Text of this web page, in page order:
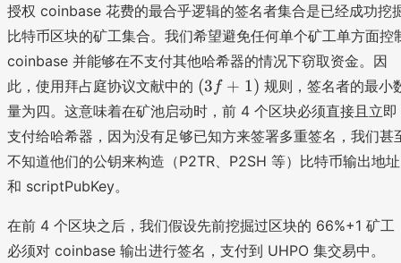
授权 coinbase 花费的最合乎逻辑的签名者集合是已经成功挖
比特币区块的矿工集合。我们希望避免任何单个矿工单方面控
coinbase 并能够在不支付其他哈希器的情况下窃取资金。因
此，使用拜占庭协议文献中的 (
3
f
+
1
(3 f + 1) 规则，签名者的最小
量为四。这意味着在矿池启动时，前 4 个区块必须直接且立即
支付给哈希器，因为没有足够已知方来签署多重签名，我们甚
不知道他们的公钥来构造（P2TR、P2SH 等）比特币输出地址
和 scriptPubKey。
在前 4 个区块之后，我们假设先前挖掘过区块的 66%+1 矿工
必须对 coinbase 输出进行签名，支付到 UHPO 集交易中。